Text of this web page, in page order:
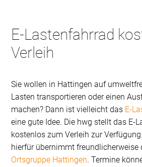
E-Lastenfahrrad
Verleih
Sie wollen in Hattingen auf
Lasten transportieren oder einen
machen? Dann ist vielleicht das E-
eine gute Idee. Die hwg stellt das E-
kostenlos zum Verleih zur
hierfür übernimmt
Ortsgruppe Hattingen. Termine